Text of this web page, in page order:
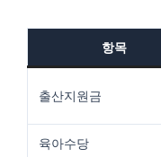
항목
출산지원금
육아수당